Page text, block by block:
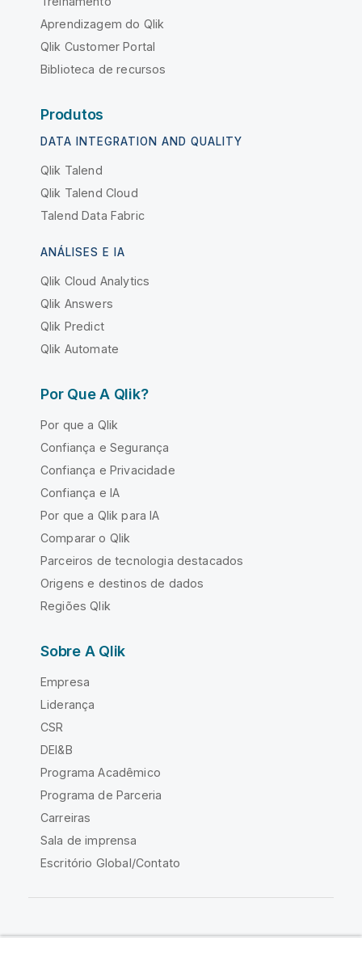
Aprendizagem do Qlik
Qlik Customer Portal
Biblioteca de recursos
Produtos
DATA INTEGRATION AND QUALITY
Qlik Talend
Qlik Talend Cloud
Talend Data Fabric
ANÁLISES E IA
Qlik Cloud Analytics
Qlik Answers
Qlik Predict
Qlik Automate
Por Que A Qlik?
Por que a Qlik
Confiança e Segurança
Confiança e Privacidade
Confiança e IA
Por que a Qlik para IA
Comparar o Qlik
Parceiros de tecnologia destacados
Origens e destinos de dados
Regiões Qlik
Sobre A Qlik
Empresa
Liderança
CSR
DEI&B
Programa Acadêmico
Programa de Parceria
Carreiras
Sala de imprensa
Escritório Global/Contato